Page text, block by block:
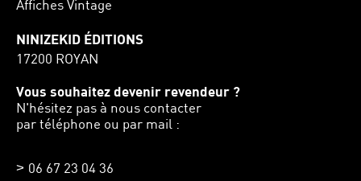
Affiches Vintage
NINIZEKID ÉDITIONS
17200 ROYAN
Vous souhaitez devenir revendeur ?
N'hésitez pas à nous contacter
par téléphone ou par mail :
06 67 23 04 36